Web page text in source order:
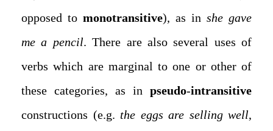
opposed to monotransitive), as in she gave
me a pencil. There are also several uses of
verbs which are marginal to one or other of
these categories, as in pseudo-intransitive
constructions (e.g. the eggs are selling well,